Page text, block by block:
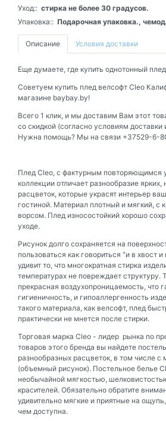
Уход:: стирка не более 30 градусов.
Упаковка:: Подарочная упаковка.,
Описание Условия доставки
Еще думаете, где купить однотонный
Советуем купить плед велсофт Cleo
магазине baybay.by!
Всего 1 клик, и мы доставим Вам этот
со скидкой (согласно условиям доставки
Нужна помощь? Мы на связи +37529-6-
Плед Cleo, с фактурным повторяющимся
коллекции отличает разнообразие
расцветок, которые украсят интерьер
гостиной. Материал плотный и мягкий, с
ворсом. Плед износостойкий хорошо
уходе.
Рисунок долго сохраняется на
пользоваться как говориться "и в хвост
удивит то, что многократная стирка
температурах не повреждает структуру.
прекрасная воздухопроницаемость, что
гигиеничность, и гипоаллергенность
такого материала, как велсофт, плед
практически не мнется после стирки.
Торговая марка Cleo - лидер рынка по
товаров этого бренда вы найдете
разнообразных расцветок, в том числе
(объемный рисунок). Постельное белье
необычайной мягкостью,
красителей. Обязательно обратите
удивительно мягкие и приятные на
чем доступна.